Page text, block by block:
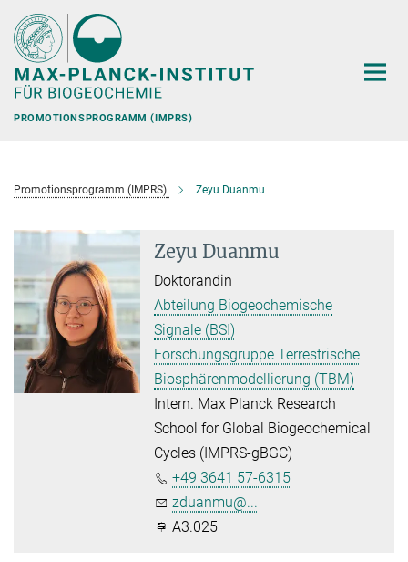
Hauptinhalt
PROMOTIONSPROGRAMM (IMPRS)
Promotionsprogramm (IMPRS) Zeyu Duanmu
Zeyu Duanmu
Doktorandin
Abteilung Biogeochemische
Signale (BSI)
Forschungsgruppe Terrestrische
Biosphärenmodellierung (TBM)
Intern. Max Planck Research
School for Global Biogeochemical
Cycles (IMPRS-gBGC)
+49 3641 57-6315
zduanmu@...
A3.025